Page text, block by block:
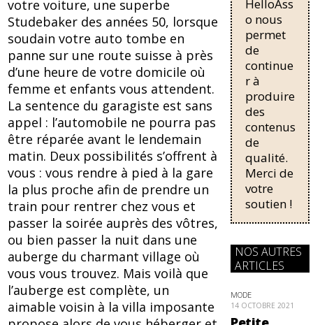
b
o
o
k
sk
y
votre voiture, une superbe
Studebaker des années 50, lorsque
soudain votre auto tombe en
panne sur une route suisse à près
d’une heure de votre domicile où
femme et enfants vous attendent.
La sentence du garagiste est sans
appel : l’automobile ne pourra pas
être réparée avant le lendemain
matin. Deux possibilités s’offrent à
vous : vous rendre à pied à la gare
la plus proche afin de prendre un
train pour rentrer chez vous et
passer la soirée auprès des vôtres,
ou bien passer la nuit dans une
auberge du charmant village où
vous vous trouvez. Mais voilà que
l’auberge est complète, un
aimable voisin à la villa imposante
pour une
régularisati
on,
passant de
trois...
HelloAss
o nous
permet
de
continue
r à
produire
des
contenus
de
qualité.
Merci de
votre
soutien !
NOS AUTRES
ARTICLES
MODE
14 OCTOBRE 2021